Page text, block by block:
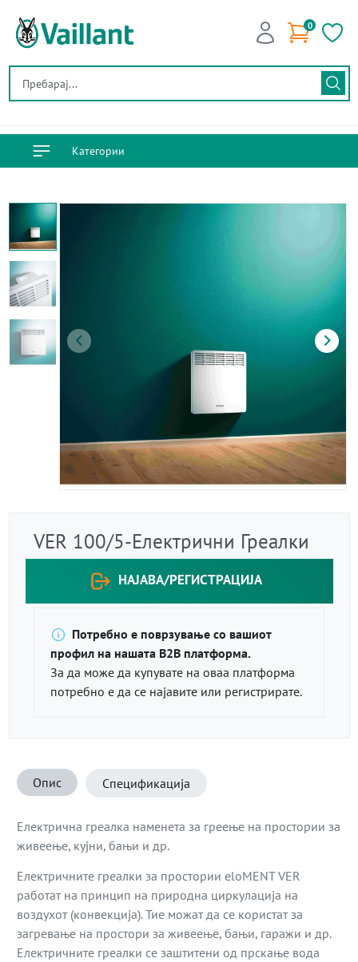
0
Категории
VER 100/5-Електрични Греалки
НАЈАВА/РЕГИСТРАЦИЈА
Потребно е поврзување со вашиот
профил на нашата B2B платформа.
За да може да купувате на оваа платформа
потребно е да се најавите или регистрирате.
Опис Спецификација
Електрична греалка наменета за греење на простории за
живеење, кујни, бањи и др.
Електричните греалки за простории eloMENT VER
работат на принцип на природна циркулација на
воздухот (конвекција). Тие можат да се користат за
загревање на простори за живеење, бањи, гаражи и др.
Електричните греалки се заштитени од прскање вода